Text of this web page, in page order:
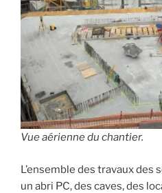
Vue aérienne du chantier.
L’ensemble des travaux
un abri PC, des caves, des